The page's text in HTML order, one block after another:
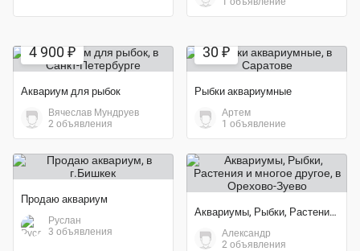
4 900 ₽
Аквариум для рыбок
Вячеслав Мундруев
2 объявления
30 ₽
Рыбки аквариумные
Артем
1 объявление
Продаю аквариум
Руслан
3 объявления
Аквариумы, Рыбки, Растения и многое другое
Александр
2 объявления